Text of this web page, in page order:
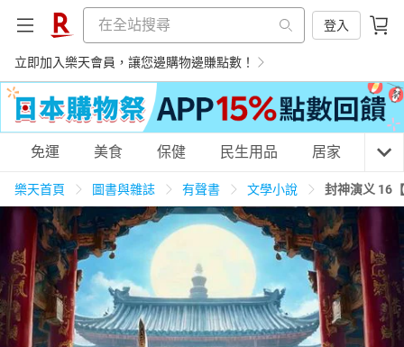
登入
立即加入樂天會員，讓您邊購物邊賺點數！
購物網分類
天天免運 美食蛋糕 養生保健 民生用品
居家生活 3C家電 運動休閒 親子玩具
免運 美食 保健 民生用品 居家 3C
樂天首頁 圖書與雜誌 有聲書 文學小說 封神演义 16